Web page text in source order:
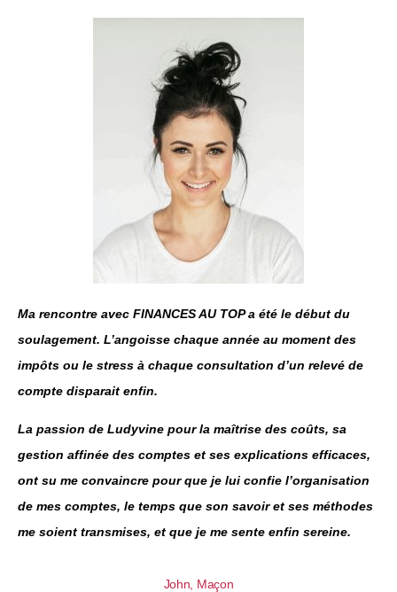
Ma rencontre avec FINANCES AU TOP a été le début du
soulagement. L’angoisse chaque année au moment des
impôts ou le stress à chaque consultation d’un relevé de
compte disparait enfin.
La passion de Ludyvine pour la maîtrise des coûts, sa
gestion affinée des comptes et ses explications efficaces,
ont su me convaincre pour que je lui confie l’organisation
de mes comptes, le temps que son savoir et ses méthodes
me soient transmises, et que je me sente enfin sereine.
John, Maçon